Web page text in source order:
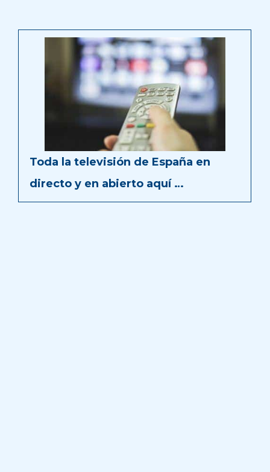
Toda la televisión de España en
directo y en abierto aquí …